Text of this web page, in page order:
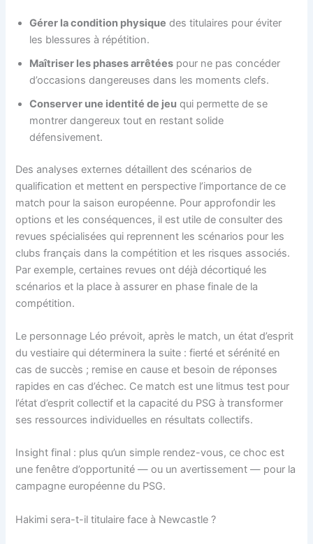
Gérer la condition physique des titulaires pour éviter
les blessures à répétition.
Maîtriser les phases arrêtées pour ne pas concéder
d’occasions dangereuses dans les moments clefs.
Conserver une identité de jeu qui permette de se
montrer dangereux tout en restant solide
défensivement.
Des analyses externes détaillent des scénarios de
qualification et mettent en perspective l’importance de ce
match pour la saison européenne. Pour approfondir les
options et les conséquences, il est utile de consulter des
revues spécialisées qui reprennent les scénarios pour les
clubs français dans la compétition et les risques associés.
Par exemple, certaines revues ont déjà décortiqué les
scénarios et la place à assurer en phase finale de la
compétition.
Le personnage Léo prévoit, après le match, un état d’esprit
du vestiaire qui déterminera la suite : fierté et sérénité en
cas de succès ; remise en cause et besoin de réponses
rapides en cas d’échec. Ce match est une litmus test pour
l’état d’esprit collectif et la capacité du PSG à transformer
ses ressources individuelles en résultats collectifs.
Insight final : plus qu’un simple rendez-vous, ce choc est
une fenêtre d’opportunité — ou un avertissement — pour la
campagne européenne du PSG.
Hakimi sera-t-il titulaire face à Newcastle ?